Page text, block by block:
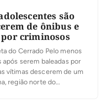
são
de ônibus e
criminosos
do Cerrado Pelo menos
serem baleadas por
vítimas descerem de um
região norte do